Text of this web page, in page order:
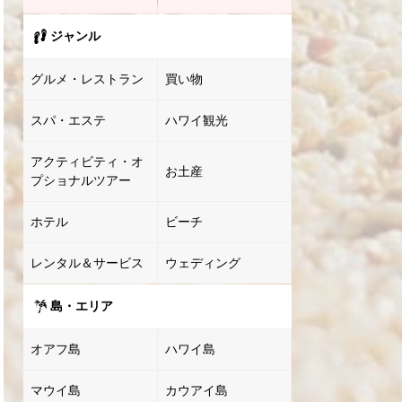
ジャンル
グルメ・レストラン 買い物
スパ・エステ ハワイ観光
アクティビティ・オ
プショナルツアー
お土産
ホテル ビーチ
レンタル＆サービス ウェディング
島・エリア
オアフ島 ハワイ島
マウイ島 カウアイ島